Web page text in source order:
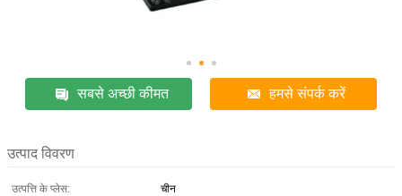
सबसे अच्छी कीमत हमसे संपर्क करें
उत्पाद विवरण
उत्पत्ति के प्लेस:
चीन